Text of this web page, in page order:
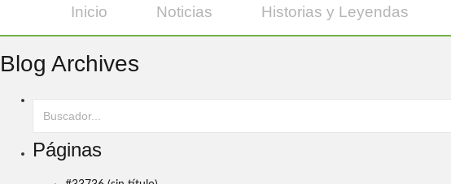
Inicio Noticias Historias y Leyendas
Blog Archives
Páginas